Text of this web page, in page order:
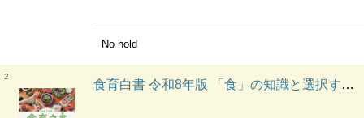
No hold
2
食育白書 令和8年版 「食」の知識と選択する力を養う食育を目指して